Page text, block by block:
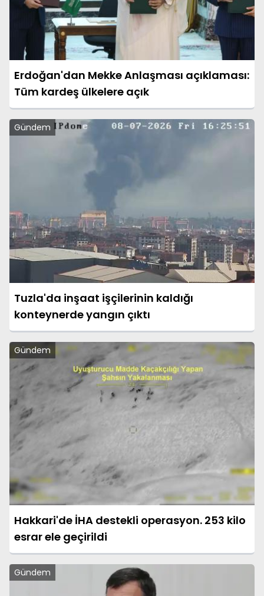
Erdoğan'dan Mekke Anlaşması açıklaması:
Tüm kardeş ülkelere açık
Gündem
Tuzla'da inşaat işçilerinin kaldığı
konteynerde yangın çıktı
Gündem
Hakkari'de İHA destekli operasyon. 253 kilo
esrar ele geçirildi
Gündem